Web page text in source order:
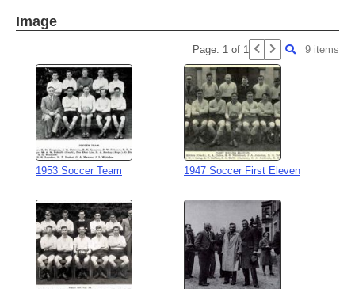
Image
Page: 1 of 1 9 items
1953 Soccer Team 1947 Soccer First Eleven